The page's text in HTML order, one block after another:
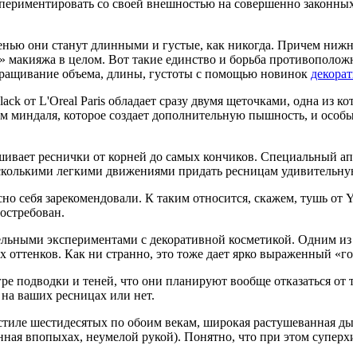
со своей внешностью на совершенно
они станут длинными и густые, как никогда. Причем
макияжа в целом. Вот такие единство и борьба
объема, длины, густоты с помощью новинок
от L'Oreal Paris обладает сразу двумя щеточками, одна из
которое создает дополнительную пышность, и
реснички от корней до самых кончиков. Специальный
легкими движениями придать ресницам
себя зарекомендовали. К таким относится, скажем, тушь от
экспериментами с декоративной косметикой. Одним
Как ни странно, это тоже дает ярко выраженный
подводки и теней, что они планируют вообще отказаться
ваших ресницах или нет.
шестидесятых по обоим векам, широкая растушеванная
впопыхах, неумелой рукой). Понятно, что при этом